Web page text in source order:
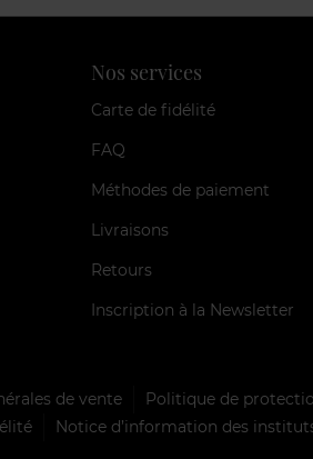
Nos services
Carte de fidélité
FAQ
Méthodes de paiement
Livraisons
Retours
Inscription à la Newsletter
de vente Politique de
Notice d’information des